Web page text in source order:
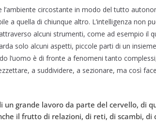
l’ambiente circostante in modo del tutto
a quella di chiunque altro. L’intelligenza non
alcuni strumenti, come ad esempio il
solo alcuni aspetti, piccole parti di un
l’uomo è di fronte a fenomeni tanto
a suddividere, a sezionare, ma così
un grande lavoro da parte del cervello, di
il frutto di relazioni, di reti, di scambi, di